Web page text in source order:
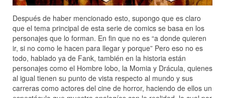
Después de haber mencionado esto, supongo que es claro
que el tema principal de esta serie de comics se basa en los
personajes que lo forman. En fin que no es “a donde quieren
ir, si no como le hacen para llegar y porque” Pero eso no es
todo, hablado ya de Fank, también en la historia están
personajes como el Hombre lobo, la Momia y Drácula, quienes
al igual tienen su punto de vista respecto al mundo y sus
carreras como actores del cine de horror, haciendo de ellos un